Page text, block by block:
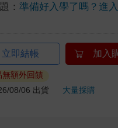
：準備好入學了嗎？進
立即結帳 加入
額外回饋
08/06 出貨
大量採購